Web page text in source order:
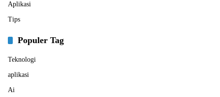
Aplikasi
Tips
Populer Tag
Teknologi
aplikasi
Ai